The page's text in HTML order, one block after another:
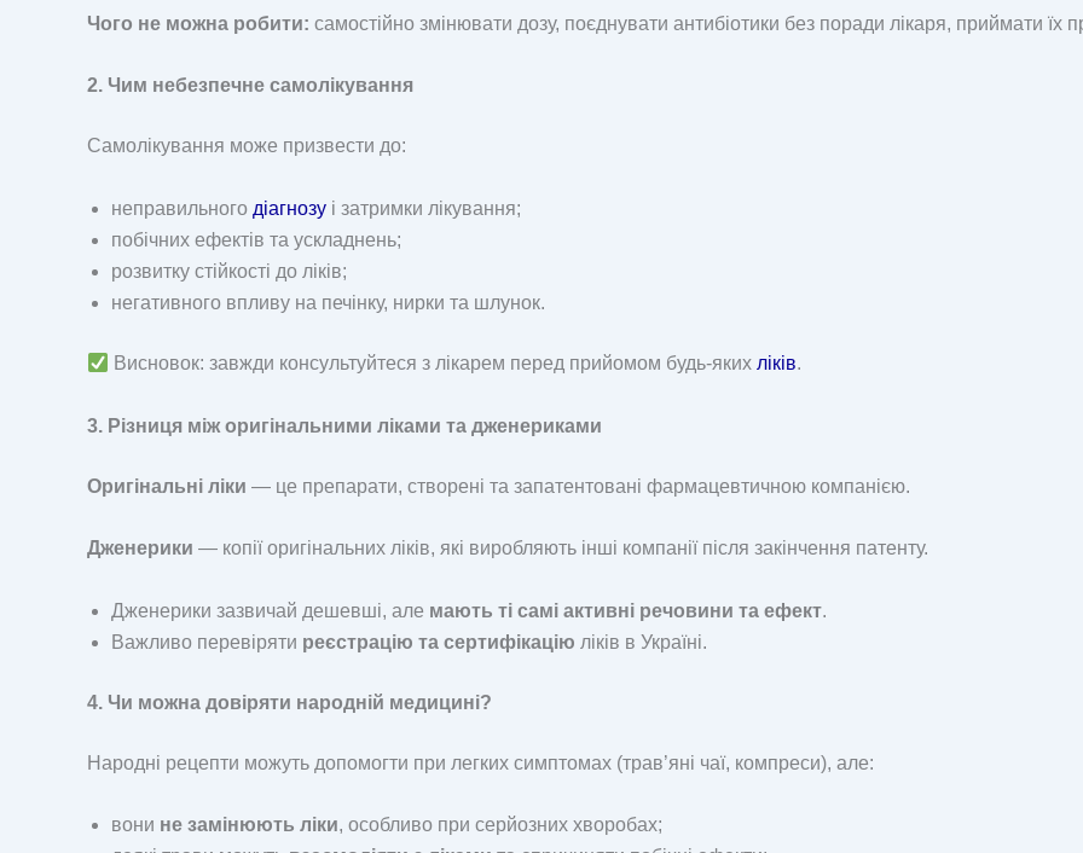
Чого не можна робити: самостійно змінювати дозу, поєднувати антибіотики без поради лікаря, приймати їх
2. Чим небезпечне самолікування
Самолікування може призвести до:
неправильного діагнозу і затримки лікування;
побічних ефектів та ускладнень;
розвитку стійкості до ліків;
негативного впливу на печінку, нирки та шлунок.
Висновок: завжди консультуйтеся з лікарем перед прийомом будь-яких ліків.
3. Різниця між оригінальними ліками та дженериками
Оригінальні ліки — це препарати, створені та запатентовані фармацевтичною компанією.
Дженерики — копії оригінальних ліків, які виробляють інші компанії після закінчення патенту.
Дженерики зазвичай дешевші, але мають ті самі активні речовини та ефект.
Важливо перевіряти реєстрацію та сертифікацію ліків в Україні.
4. Чи можна довіряти народній медицині?
Народні рецепти можуть допомогти при легких симптомах (трав’яні чаї, компреси), але:
вони не замінюють ліки, особливо при серйозних хворобах;